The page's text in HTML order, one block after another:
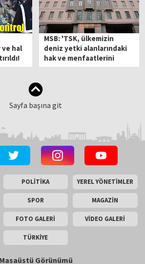
hal
MSB: 'TSK, ülkemizin
deniz yetki alanlarındaki
hak ve menfaatlerini
korumaya devam edecek'
Sayfa başına git
POLİTİKA YEREL YÖNETİMLER
SPOR MAGAZİN
FOTO GALERİ VİDEO GALERİ
TÜRKİYE
Masaüstü Görünümü